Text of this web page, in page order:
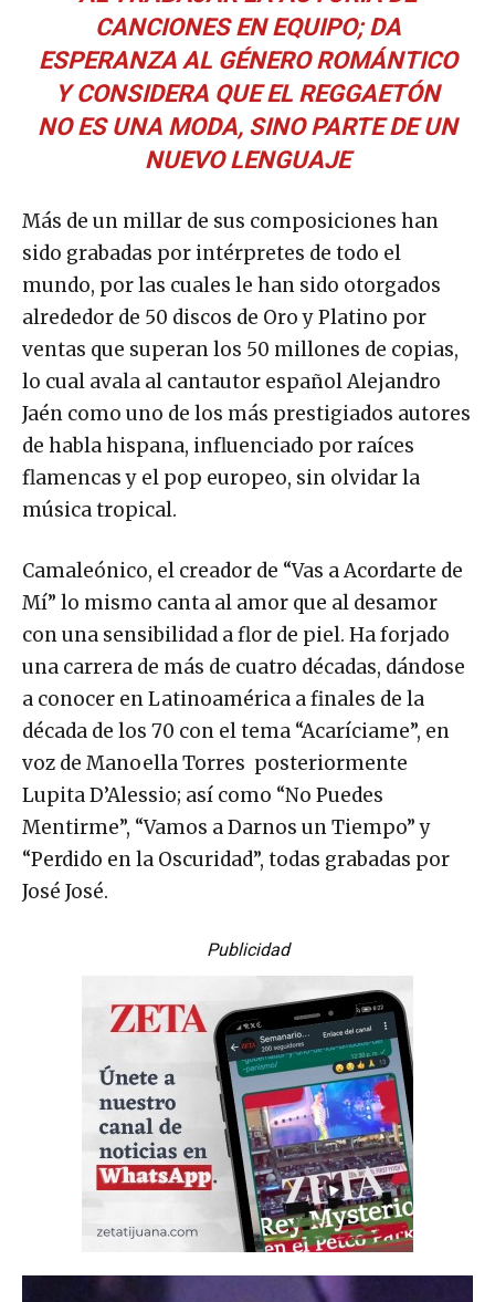
CANCIONES EN EQUIPO; DA
ESPERANZA AL GÉNERO ROMÁNTICO
Y CONSIDERA QUE EL REGGAETÓN
NO ES UNA MODA, SINO PARTE DE UN
NUEVO LENGUAJE
Más de un millar de sus composiciones han
sido grabadas por intérpretes de todo el
mundo, por las cuales le han sido otorgados
alrededor de 50 discos de Oro y Platino por
ventas que superan los 50 millones de copias,
lo cual avala al cantautor español Alejandro
Jaén como uno de los más prestigiados autores
de habla hispana, influenciado por raíces
flamencas y el pop europeo, sin olvidar la
música tropical.
Camaleónico, el creador de “Vas a Acordarte de
Mí” lo mismo canta al amor que al desamor
con una sensibilidad a flor de piel. Ha forjado
una carrera de más de cuatro décadas, dándose
a conocer en Latinoamérica a finales de la
década de los 70 con el tema “Acaríciame”, en
voz de Manoella Torres posteriormente
Lupita D’Alessio; así como “No Puedes
Mentirme”, “Vamos a Darnos un Tiempo” y
“Perdido en la Oscuridad”, todas grabadas por
José José.
Publicidad